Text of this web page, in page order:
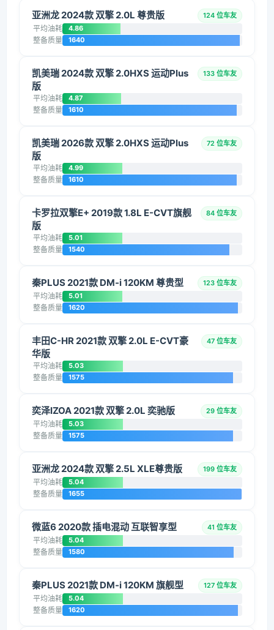
亚洲龙 2024款 双擎 2.0L 尊贵版 124 位车友
平均油耗 4.86
整备质量 1640
凯美瑞 2024款 双擎 2.0HXS 运动Plus
版
133 位车友
平均油耗 4.87
整备质量 1610
凯美瑞 2026款 双擎 2.0HXS 运动Plus
版
72 位车友
平均油耗 4.99
整备质量 1610
卡罗拉双擎E+ 2019款 1.8L E-CVT旗舰
版
84 位车友
平均油耗 5.01
整备质量 1540
秦PLUS 2021款 DM-i 120KM 尊贵型 123 位车友
平均油耗 5.01
整备质量 1620
丰田C-HR 2021款 双擎 2.0L E-CVT豪
华版
47 位车友
平均油耗 5.03
整备质量 1575
奕泽IZOA 2021款 双擎 2.0L 奕驰版 29 位车友
平均油耗 5.03
整备质量 1575
亚洲龙 2024款 双擎 2.5L XLE尊贵版 199 位车友
平均油耗 5.04
整备质量 1655
微蓝6 2020款 插电混动 互联智享型 41 位车友
平均油耗 5.04
整备质量 1580
秦PLUS 2021款 DM-i 120KM 旗舰型 127 位车友
平均油耗 5.04
整备质量 1620